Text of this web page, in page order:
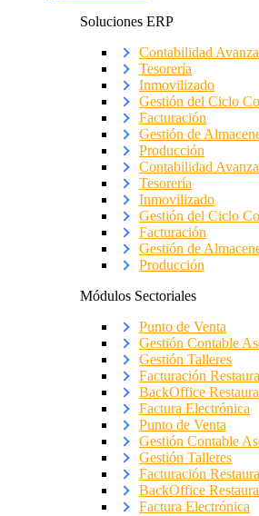
Soluciones ERP
Contabilidad
Tesorería
Inmovilizado
Gestión del Ciclo
Facturación
Gestión de
Producción
Contabilidad
Tesorería
Inmovilizado
Gestión del Ciclo
Facturación
Gestión de
Producción
Módulos Sectoriales
Punto de Venta
Gestión Contable
Gestión Talleres
Facturación
BackOffice
Factura Electrónica
Punto de Venta
Gestión Contable
Gestión Talleres
Facturación
BackOffice
Factura Electrónica